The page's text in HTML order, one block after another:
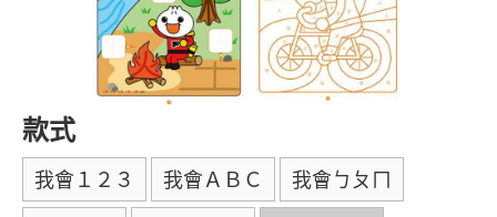
款式
我會１２３ 我會ＡＢＣ 我會ㄅㄆㄇ